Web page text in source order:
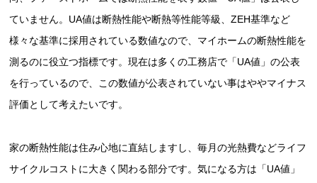
ていません。UA値は断熱性能や断熱等性能等級、ZEH基準など
様々な基準に採用されている数値なので、マイホームの断熱性能を
測るのに役立つ指標です。現在は多くの工務店で「UA値」の公表
を行っているので、この数値が公表されていない事はややマイナス
評価として考えたいです。
家の断熱性能は住み心地に直結しますし、毎月の光熱費などライフ
サイクルコストに大きく関わる部分です。気になる方は「UA値」